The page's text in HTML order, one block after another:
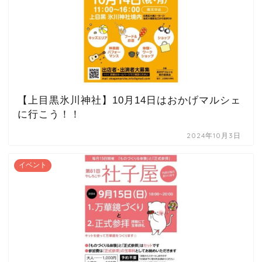
【上目黒氷川神社】10月14日はおかげマルシェ
に行こう！！
2024年10月3日
イベント